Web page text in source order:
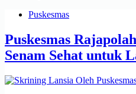
Puskesmas
Puskesmas
Senam Sehat untuk